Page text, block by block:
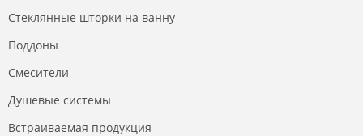
Стеклянные шторки на ванну
Поддоны
Смесители
Душевые системы
Встраиваемая продукция